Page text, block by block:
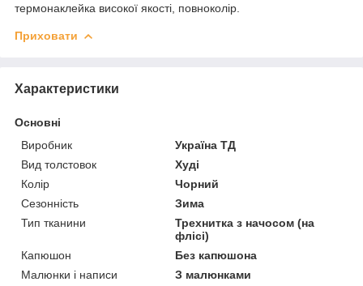
термонаклейка високої якості, повноколір.
Приховати
Характеристики
Основні
Виробник
Україна ТД
Вид толстовок
Худі
Колір
Чорний
Сезонність
Зима
Тип тканини
Трехнитка з начосом (на
флісі)
Капюшон
Без капюшона
Малюнки і написи
З малюнками